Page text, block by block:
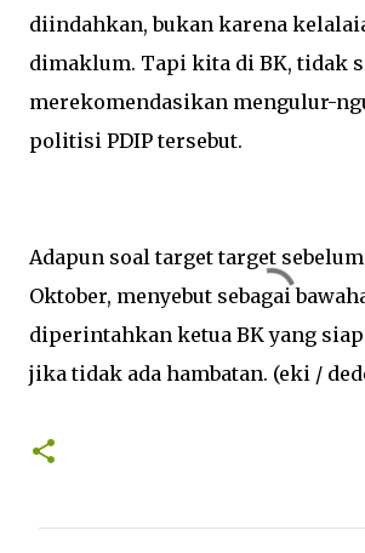
diindahkan, bukan karena
dimaklum. Tapi kita di BK, tidak
merekomendasikan mengulur-
politisi PDIP tersebut.
Adapun soal target target
Oktober, menyebut sebagai
diperintahkan ketua BK yang
jika tidak ada hambatan. (eki /